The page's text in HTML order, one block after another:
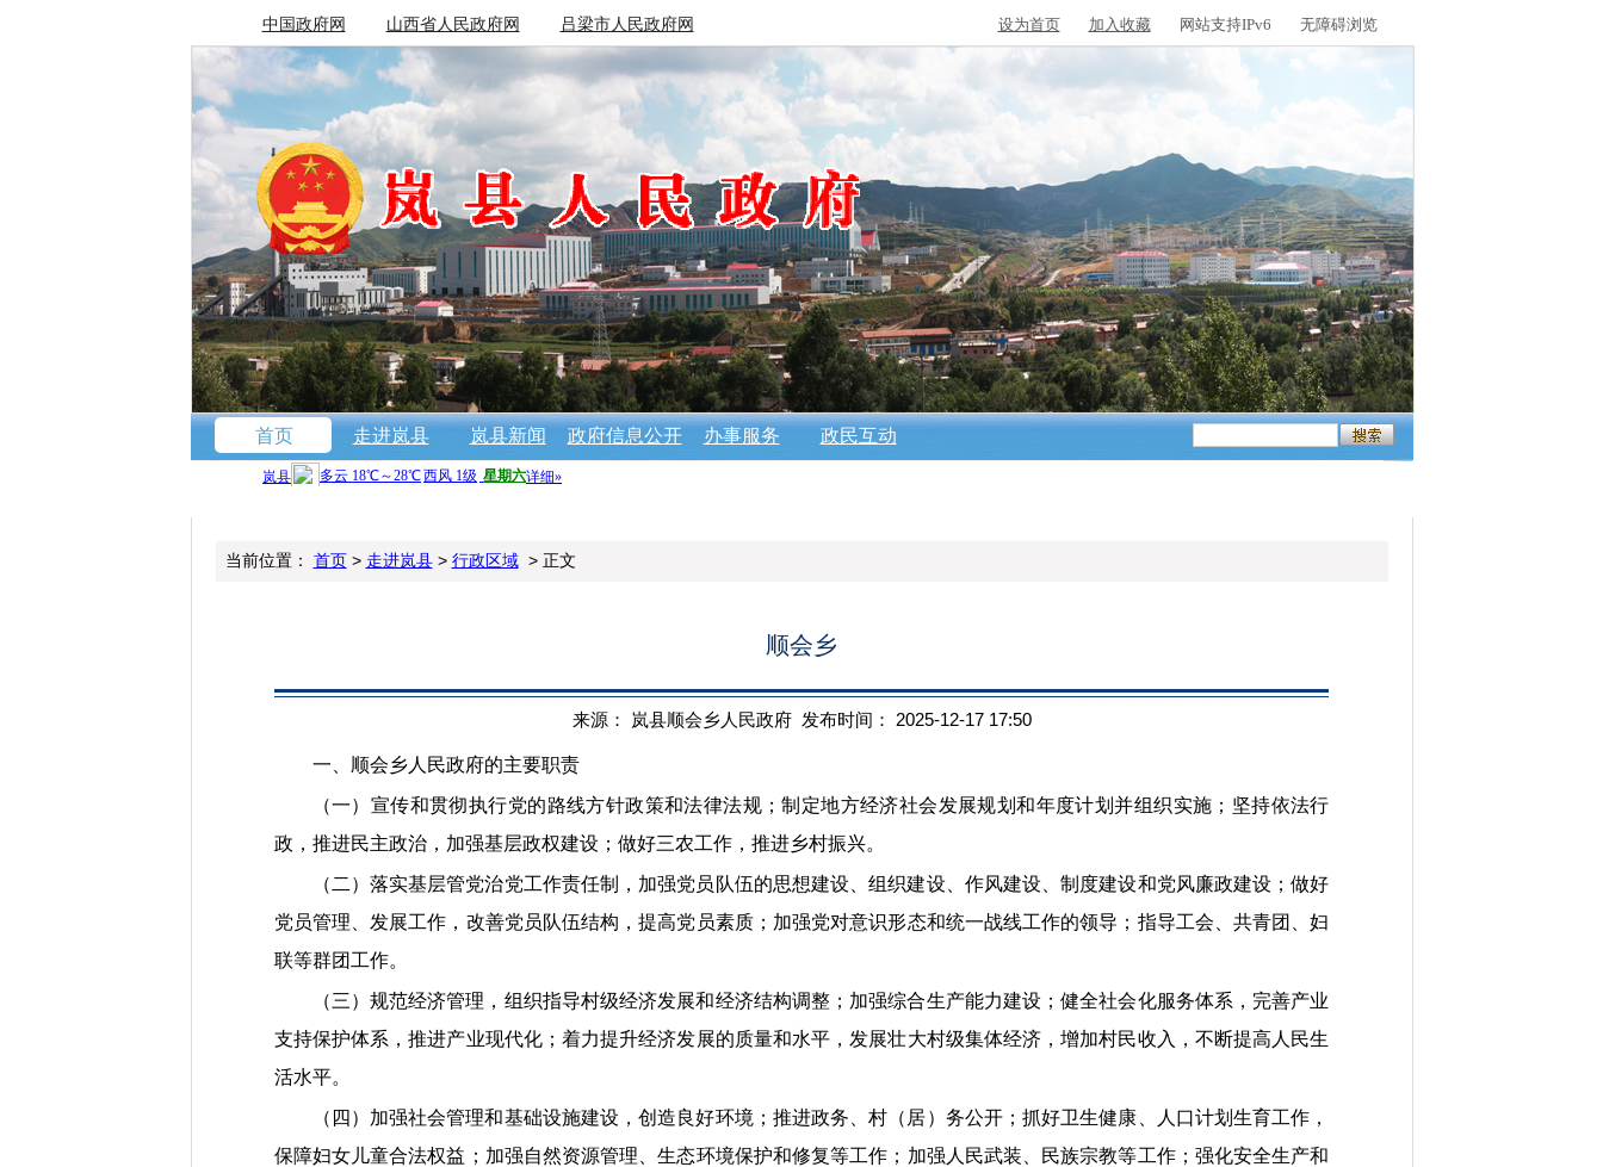
中国政府网 山西省人民政府网 吕梁市人民政府网 设为首页 加入收藏 网站支持IPv6 无障碍浏览
首页 走进岚县 岚县新闻 政府信息公开 办事服务 政民互动
当前位置： 首页> 走进岚县> 行政区域> 正文
顺会乡
来源： 岚县顺会乡人民政府 发布时间： 2025-12-17 17:50
一、顺会乡人民政府的主要职责
（一） 宣传和贯彻执行党的路线方针政策和法律法规；制定地方经济社会发展规划和年度计划并组织实施；坚持依法行
政，推进民主政治，加强基层政权建设；做好三农工作，推进乡村振兴。
（二） 落实基层管党治党工作责任制，加强党员队伍的思想建设、组织建设、作风建设、制度建设和党风廉政建设；做好
党员管理、发展工作，改善党员队伍结构，提高党员素质；加强党对意识形态和统一战线工作的领导；指导工会、共青团、妇
联等群团工作。
（三） 规范经济管理，组织指导村级经济发展和经济结构调整；加强综合生产能力建设；健全社会化服务体系，完善产业
支持保护体系，推进产业现代化；着力提升经济发展的质量和水平，发展壮大村级集体经济，增加村民收入，不断提高人民生
活水平。
（四） 加强社会管理和基础设施建设，创造良好环境；推进政务、村（居）务公开；抓好卫生健康、人口计划生育工作，
保障妇女儿童合法权益；加强自然资源管理、生态环境保护和修复等工作；加强人民武装、民族宗教等工作；强化安全生产和